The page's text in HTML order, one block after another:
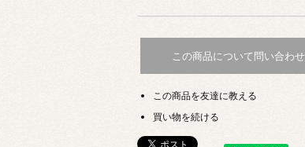
この商品について問い合わ
この商品を友達に教える
買い物を続ける